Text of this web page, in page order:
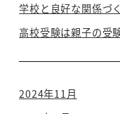
学校と良好な関係づ
高校受験は親子の受
2024年11月